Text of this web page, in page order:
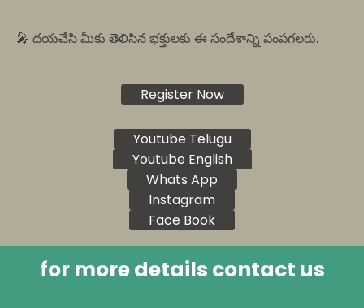
🎤 దయచేసి మీకు తెలిసిన భక్తులకు ఈ సందేశాన్ని పంపగలరు.
Register Now
Youtube Telugu
Youtube English
Whats App
Instagram
Face Book
for more details contact us